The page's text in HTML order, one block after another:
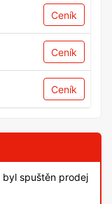
Ceník
Ceník
Ceník
byl spuštěn prodej